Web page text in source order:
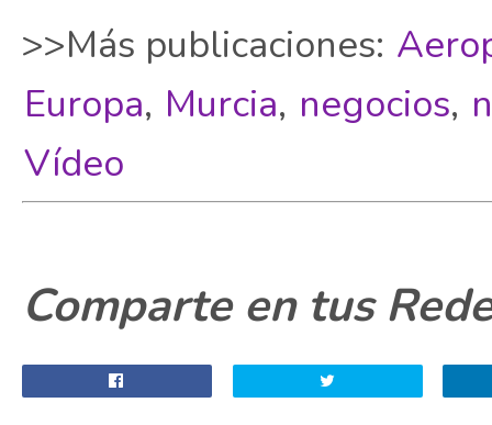
>>Más publicaciones:
Europa, Murcia, negocios,
Vídeo
Comparte en tus